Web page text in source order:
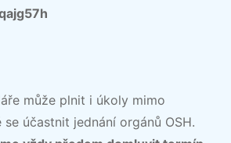
může plnit i úkoly mimo
se účastnit jednání orgánů OSH.